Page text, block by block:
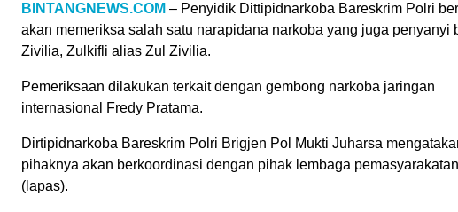
BINTANGNEWS.COM – Penyidik Dittipidnarkoba Bareskrim Polri
akan memeriksa salah satu narapidana narkoba yang juga penyanyi
Zivilia, Zulkifli alias Zul Zivilia.
Pemeriksaan dilakukan terkait dengan gembong narkoba jaringan
internasional Fredy Pratama.
Dirtipidnarkoba Bareskrim Polri Brigjen Pol Mukti Juharsa
pihaknya akan berkoordinasi dengan pihak lembaga pemasyarakatan
(lapas).